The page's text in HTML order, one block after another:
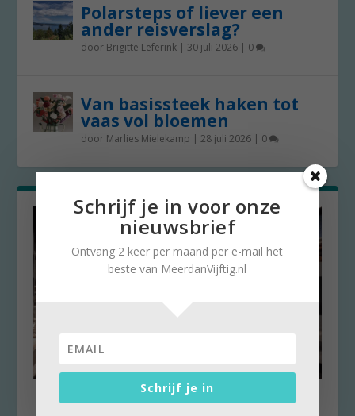
Polarsteps of liever een
ander reisverslag?
door Brigitte Leferink | 30 juli 2026 | 0
Van basissteek haken tot
vaas vol bloemen
door Marlies Mielekamp |28 juli 2026 | 0
Thuismuseum.nl bezoeken
Schrijf je in voor onze
nieuwsbrief
Ontvang 2 keer per maand per e-mail het
beste van MeerdanVijftig.nl
Schrijf je in